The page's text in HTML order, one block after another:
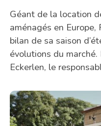
Géant de la location
aménagés en
bilan de sa saison
évolutions du
Eckerlen, le